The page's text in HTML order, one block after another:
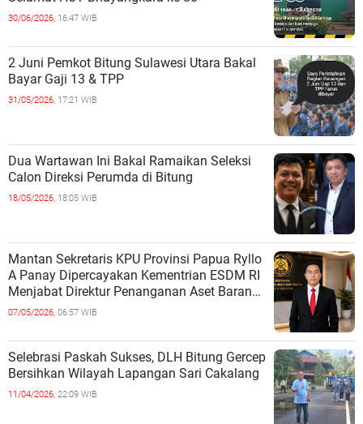
30/06/2026, 16:47 WIB
2 Juni Pemkot Bitung Sulawesi Utara Bakal
Bayar Gaji 13 & TPP
31/05/2026, 17:21 WIB
Dua Wartawan Ini Bakal Ramaikan Seleksi
Calon Direksi Perumda di Bitung
18/05/2026, 18:05 WIB
Mantan Sekretaris KPU Provinsi Papua Ryllo
A Panay Dipercayakan Kementrian ESDM RI
Menjabat Direktur Penanganan Aset Barang
Bukti
07/05/2026, 06:57 WIB
Selebrasi Paskah Sukses, DLH Bitung Gercep
Bersihkan Wilayah Lapangan Sari Cakalang
11/04/2026, 22:09 WIB